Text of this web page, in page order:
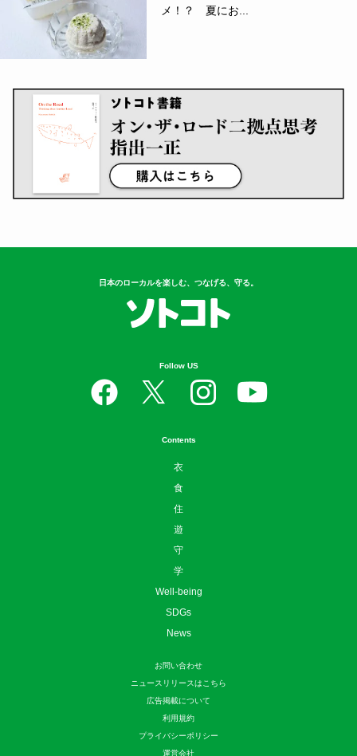
メ！？ 夏にお...
日本のローカルを楽しむ、つなげる、守る。
Follow US
Contents
衣
食
住
遊
守
学
Well-being
SDGs
News
お問い合わせ
ニュースリリースはこちら
広告掲載について
利用規約
プライバシーポリシー
運営会社